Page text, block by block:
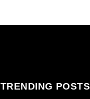
TRENDING POSTS